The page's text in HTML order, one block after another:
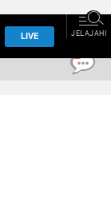
LIVE JELAJAHI